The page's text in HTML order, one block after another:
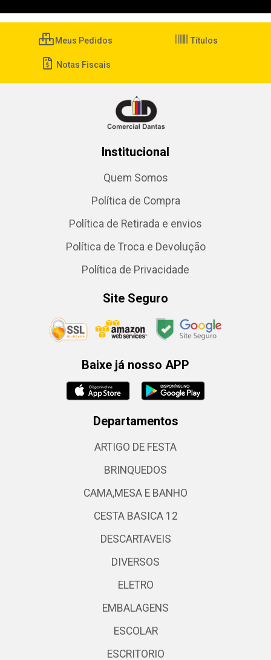
Meus Pedidos Títulos
Notas Fiscais
Institucional
Quem Somos
Política de Compra
Política de Retirada e envios
Política de Troca e Devolução
Política de Privacidade
Site Seguro
Baixe já nosso APP
Departamentos
ARTIGO DE FESTA
BRINQUEDOS
CAMA,MESA E BANHO
CESTA BASICA 12
DESCARTAVEIS
DIVERSOS
ELETRO
EMBALAGENS
ESCOLAR
ESCRITORIO